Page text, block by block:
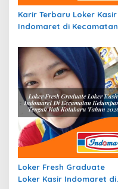
Karir Terbaru Loker Kasir
Indomaret di Kecamatan
Banyuasin Tahun 2026
Loker Fresh Graduate
Loker Kasir Indomaret di